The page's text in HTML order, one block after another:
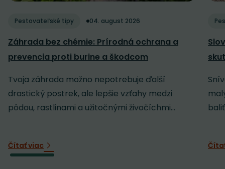
Pestovateľské tipy 04. august 2026
Záhrada bez chémie: Prírodná ochrana a
prevencia proti burine a škodcom
Tvoja záhrada možno nepotrebuje ďalší
drastický postrek, ale lepšie vzťahy medzi
pôdou, rastlinami a užitočnými živočíchmi...
Čítať viac